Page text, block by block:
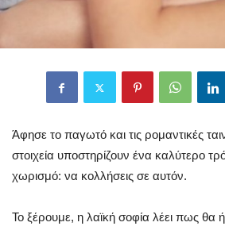
Άφησε το παγωτό και τις ρομαντικές
στοιχεία υποστηρίζουν ένα καλύτερο
χωρισμό: να κολλήσεις σε αυτόν.
Το ξέρουμε, η λαϊκή σοφία λέει πως θα